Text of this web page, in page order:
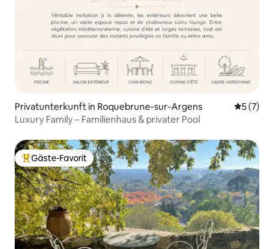
Privatunterkunft in Roquebrune-sur-Argens
5 (7)
Luxury Family – Familienhaus & privater Pool
Beliebter Gäste-Favorit.
Gäste-Favorit